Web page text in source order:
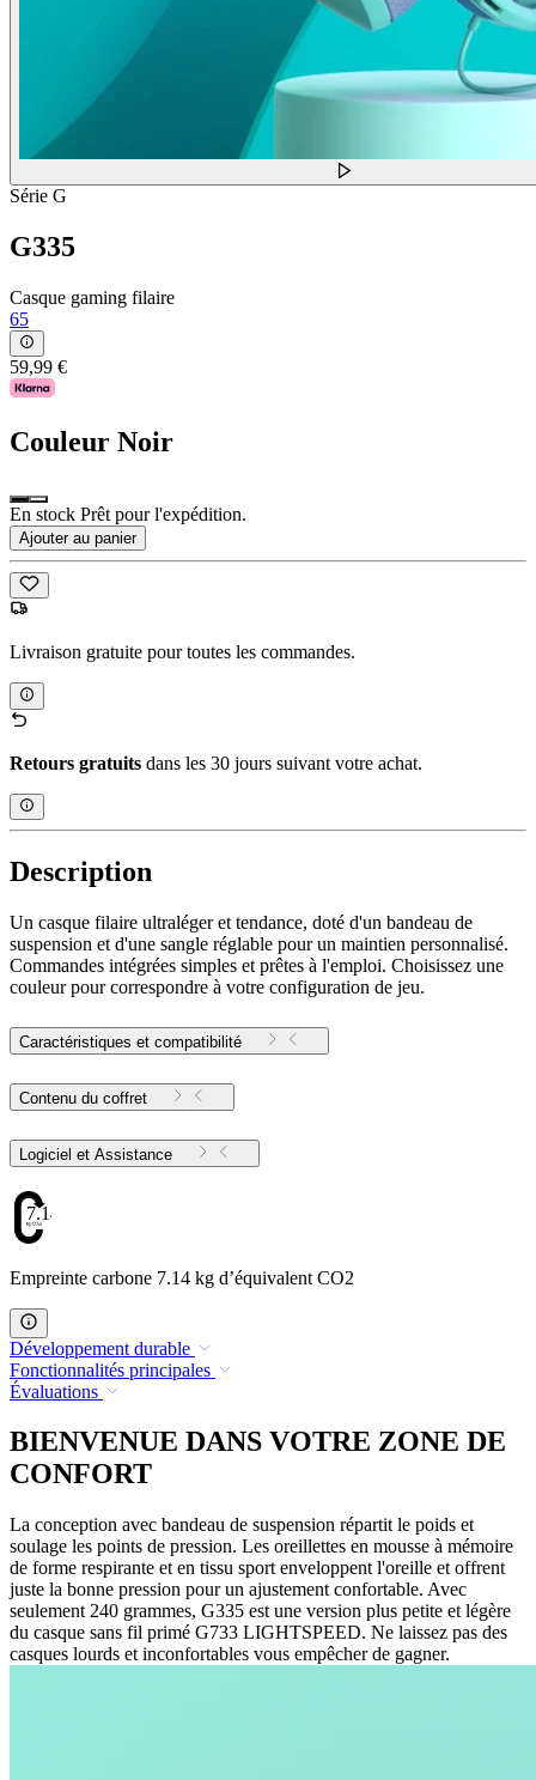
Série G
G335
Casque gaming filaire
65
59,99 €
Couleur Noir
En stock Prêt pour l'expédition.
Ajouter au panier
Livraison gratuite pour toutes les commandes.
Retours gratuits dans les 30 jours suivant votre achat.
Description
Un casque filaire ultraléger et tendance, doté d'un bandeau de
suspension et d'une sangle réglable pour un maintien personnalisé.
Commandes intégrées simples et prêtes à l'emploi. Choisissez une
couleur pour correspondre à votre configuration de jeu.
Caractéristiques et compatibilité
Contenu du coffret
Logiciel et Assistance
7.14
Empreinte carbone 7.14 kg d’équivalent CO2
Développement durable
Fonctionnalités principales
Évaluations
BIENVENUE DANS VOTRE ZONE DE
CONFORT
La conception avec bandeau de suspension répartit le poids et
soulage les points de pression. Les oreillettes en mousse à mémoire
de forme respirante et en tissu sport enveloppent l'oreille et offrent
juste la bonne pression pour un ajustement confortable. Avec
seulement 240 grammes, G335 est une version plus petite et légère
du casque sans fil primé G733 LIGHTSPEED. Ne laissez pas des
casques lourds et inconfortables vous empêcher de gagner.